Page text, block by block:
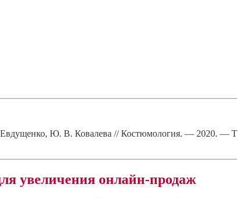
Евдущенко, Ю. В. Ковалева // Костюмология. — 2020. — Т
увеличения онлайн-продаж